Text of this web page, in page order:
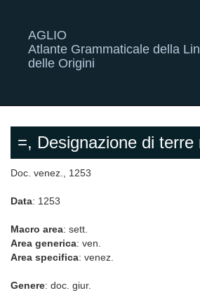
AGLIO
Atlante Grammaticale della
delle Origini
=, Designazione di terre
Doc. venez., 1253
Data: 1253
Macro area: sett.
Area generica: ven.
Area specifica: venez.
Genere: doc. giur.